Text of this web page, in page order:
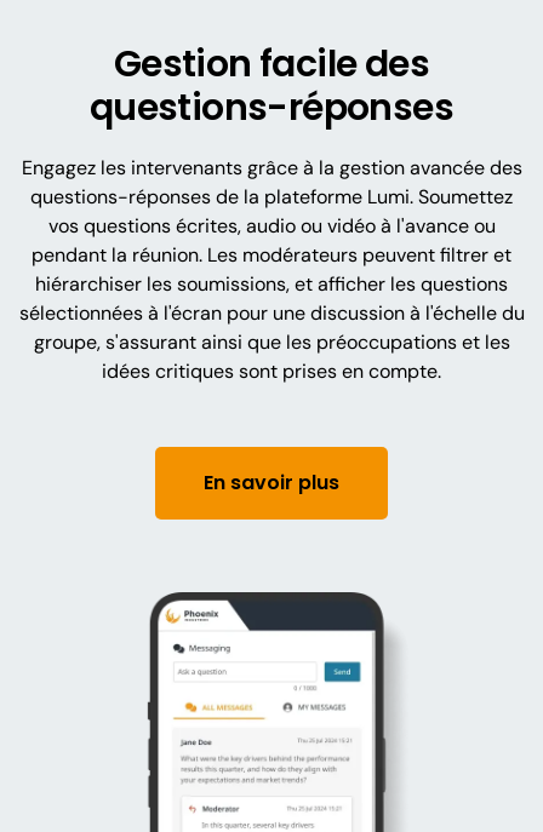
Gestion facile des
questions-réponses
Engagez les intervenants grâce à la gestion avancée des
questions-réponses de la plateforme Lumi. Soumettez
vos questions écrites, audio ou vidéo à l'avance ou
pendant la réunion. Les modérateurs peuvent filtrer et
hiérarchiser les soumissions, et afficher les questions
sélectionnées à l'écran pour une discussion à l'échelle du
groupe, s'assurant ainsi que les préoccupations et les
idées critiques sont prises en compte.
En savoir plus